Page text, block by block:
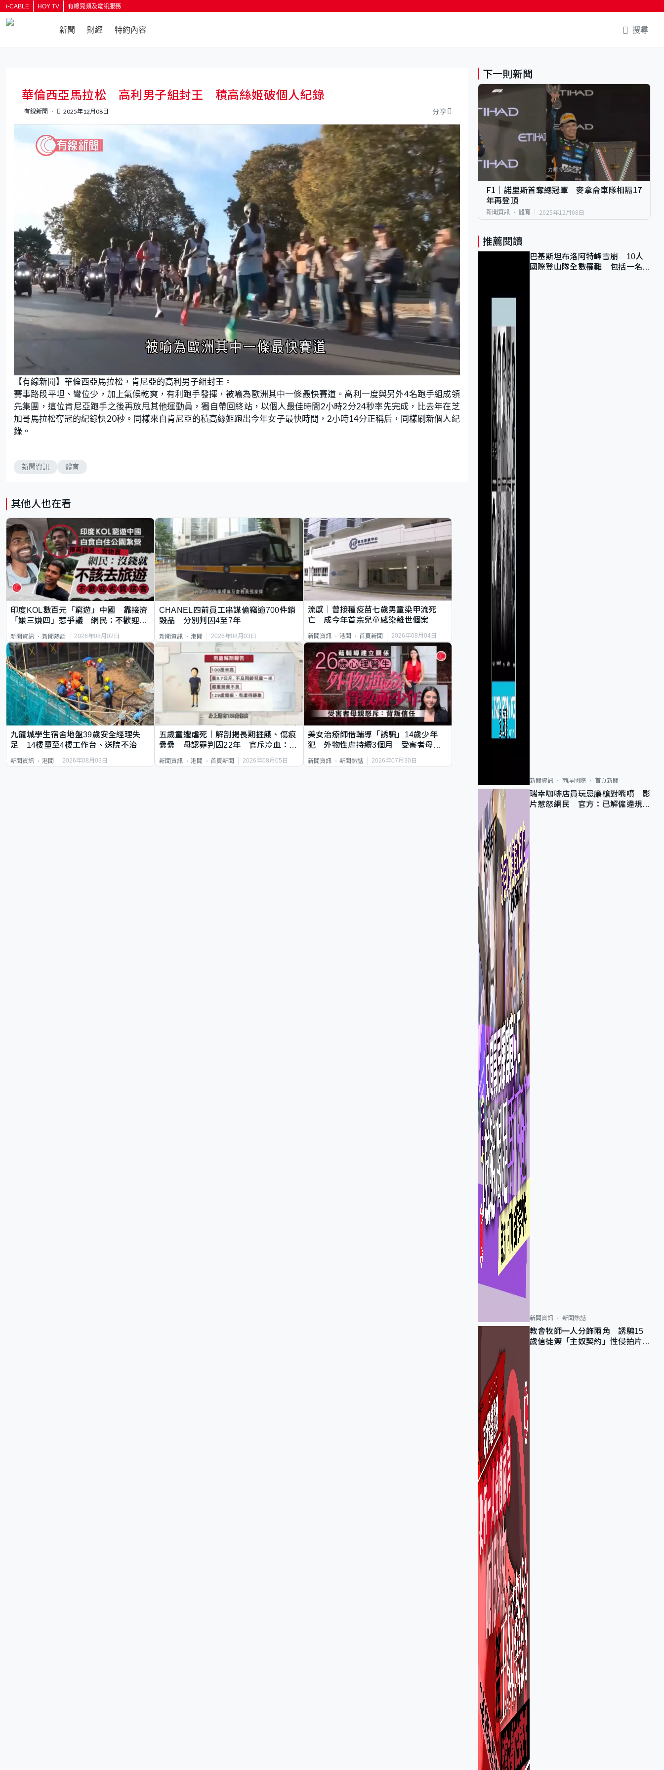
i-CABLE HOY TV 有線寬頻及電訊服務
新聞 財經 特約內容 搜尋
華倫西亞馬拉松 高利男子組封王 積高絲姬破個人紀錄
有線新聞 2025年12月08日 分享
n
m
u
t
e
a
d
e
d
:
5
2
.
1
7
【有線新聞】華倫西亞馬拉松，肯尼亞的高利男子組封王。
賽事路段平坦、彎位少，加上氣候乾爽，有利跑手發揮，被喻為歐洲其中一條最快賽道。高利一度與另外4名跑手組成領
先集團，這位肯尼亞跑手之後再放甩其他運動員，獨自帶回終站，以個人最佳時間2小時2分24秒率先完成，比去年在芝
加哥馬拉松奪冠的紀錄快20秒。同樣來自肯尼亞的積高絲姬跑出今年女子最快時間，2小時14分正稱后，同樣刷新個人紀
錄。
新聞資訊 體育
其他人也在看
印度KOL數百元「窮遊」中國 靠接濟
「嫌三嫌四」惹爭議 網民：不歡迎劣
新聞資訊 新聞熱話 2026年08月02日
CHANEL四前員工串謀偷竊逾700件銷
毀品 分別判囚4至7年
新聞資訊 港聞 2026年08月03日
流感｜曾接種疫苗七歲男童染甲流死
亡 成今年首宗兒童感染離世個案
新聞資訊 港聞 首頁新聞 2026年08月04日
九龍城學生宿舍地盤39歲安全經理失
足 14樓墮至4樓工作台、送院不治
新聞資訊 港聞 2026年08月03日
五歲童遭虐死｜解剖揭長期捱餓、傷痕
纍纍 母認罪判囚22年 官斥冷血：同
新聞資訊 港聞 首頁新聞 2026年08月05日
美女治療師借輔導「誘騙」14歲少年
犯 外物性虐持續3個月 受害者母：
新聞資訊 新聞熱話 2026年07月30日
下一則新聞
F1｜諾里斯首奪總冠軍 麥拿侖車隊相隔17
年再登頂
新聞資訊 體育 2025年12月08日
推薦閱讀
巴基斯坦布洛阿特峰雪崩 10人
國際登山隊全數罹難 包括一名中
新聞資訊 兩岸國際 首頁新聞
瑞幸咖啡店員玩忌廉槍對嘴噴 影
片惹怒網民 官方：已解僱違規員
新聞資訊 新聞熱話
教會牧師一人分飾兩角 誘騙15
歲信徒簽「主奴契約」性侵拍片